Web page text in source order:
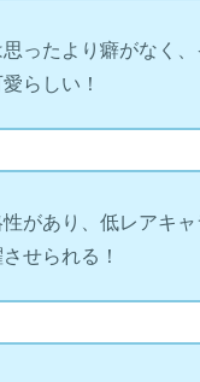
ったより癖がなく
らしい！
があり、低レアキ
せられる！